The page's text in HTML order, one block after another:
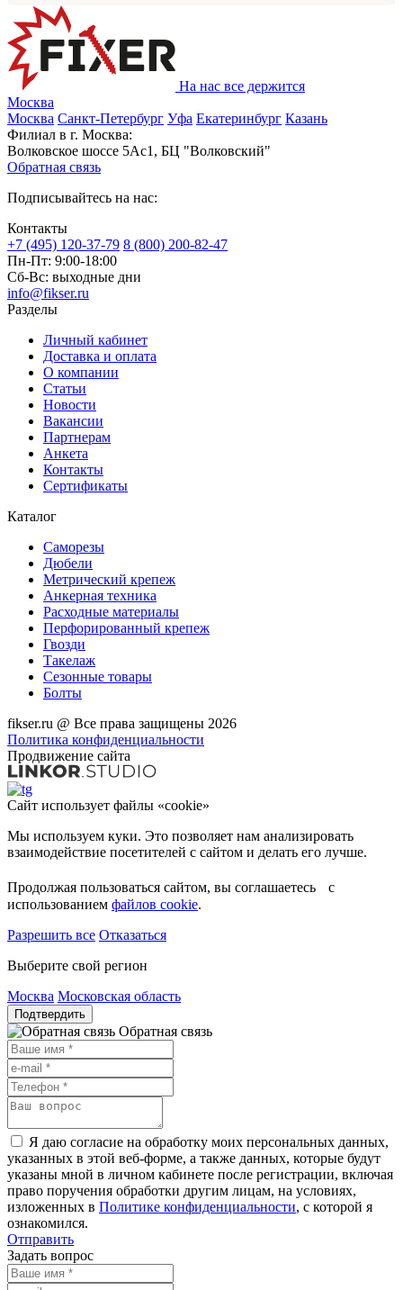
На нас все держится
Москва
Москва Санкт-Петербург Уфа Екатеринбург Казань
Филиал в г. Москва:
Волковское шоссе 5Ас1, БЦ "Волковский"
Обратная связь
Подписывайтесь на нас:
Контакты
+7 (495) 120-37-79 8 (800) 200-82-47
Пн-Пт: 9:00-18:00
Сб-Вс: выходные дни
info@fikser.ru
Разделы
Личный кабинет
Доставка и оплата
О компании
Статьи
Новости
Вакансии
Партнерам
Анкета
Контакты
Сертификаты
Каталог
Саморезы
Дюбели
Метрический крепеж
Анкерная техника
Расходные материалы
Перфорированный крепеж
Гвозди
Такелаж
Сезонные товары
Болты
fikser.ru @ Все права защищены 2026
Политика конфиденциальности
Продвижение сайта
Сайт использует файлы «cookie»
Мы используем куки. Это позволяет нам анализировать
взаимодействие посетителей с сайтом и делать его лучше.
Продолжая пользоваться сайтом, вы соглашаетесь с
использованием файлов cookie.
Разрешить все Отказаться
Выберите свой регион
Москва Московская область
Подтвердить
Обратная связь
Я даю согласие на обработку моих персональных данных,
указанных в этой веб-форме, а также данных, которые будут
указаны мной в личном кабинете после регистрации, включая
право поручения обработки другим лицам, на условиях,
изложенных в Политике конфиденциальности, с которой я
ознакомился.
Отправить
Задать вопрос